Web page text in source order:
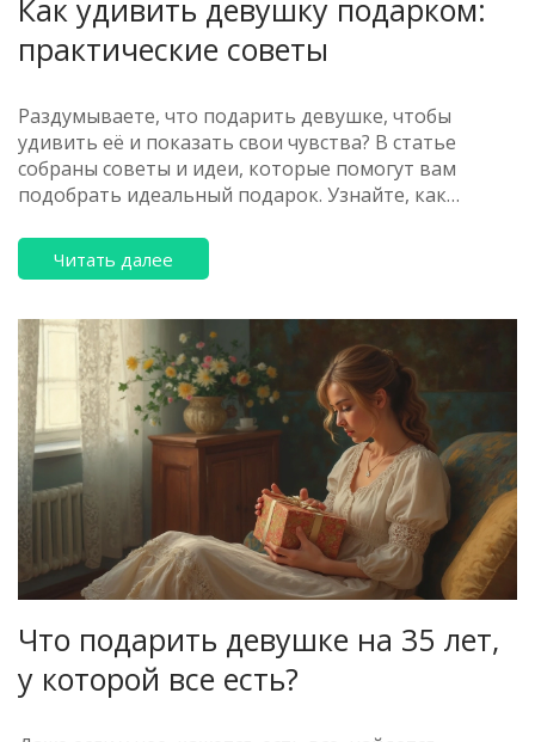
Как удивить девушку подарком:
практические советы
Раздумываете, что подарить девушке, чтобы
удивить её и показать свои чувства? В статье
собраны советы и идеи, которые помогут вам
подобрать идеальный подарок. Узнайте, как
выборе подарка для любовницы, и какие мелочи
могут сделать ваш презент незабываемым.
впечатлить свою вторую половинку.
Читать далее
Что подарить девушке на 35 лет,
у которой все есть?